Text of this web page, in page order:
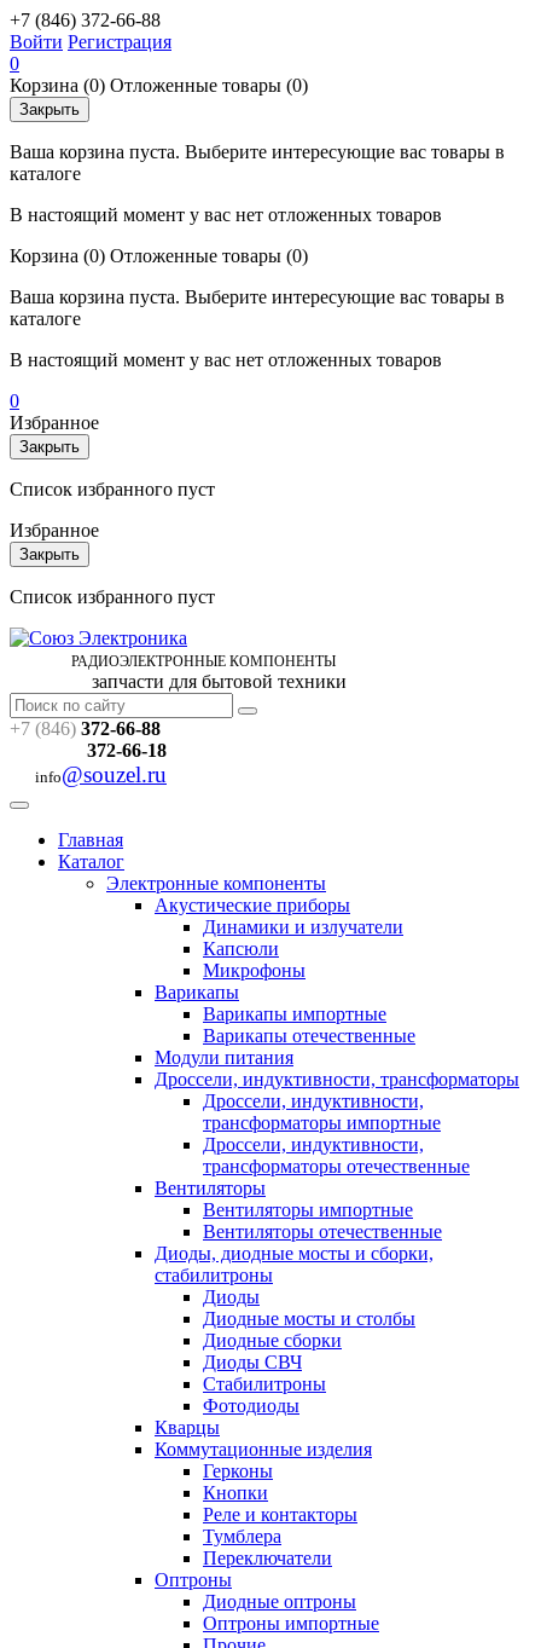
+7 (846) 372-66-88
Войти Регистрация
0
Корзина (0) Отложенные товары (0)
Закрыть
Ваша корзина пуста. Выберите интересующие вас товары в
каталоге
В настоящий момент у вас нет отложенных товаров
Корзина (0) Отложенные товары (0)
Ваша корзина пуста. Выберите интересующие вас товары в
каталоге
В настоящий момент у вас нет отложенных товаров
0
Избранное
Закрыть
Список избранного пуст
Избранное
Закрыть
Список избранного пуст
РАДИОЭЛЕКТРОННЫЕ КОМПОНЕНТЫ
запчасти для бытовой техники
+7 (846) 372-66-88
372-66-18
info@souzel.ru
Главная
Каталог
Электронные компоненты
Акустические приборы
Динамики и излучатели
Капсюли
Микрофоны
Варикапы
Варикапы импортные
Варикапы отечественные
Модули питания
Дроссели, индуктивности, трансформаторы
Дроссели, индуктивности,
трансформаторы импортные
Дроссели, индуктивности,
трансформаторы отечественные
Вентиляторы
Вентиляторы импортные
Вентиляторы отечественные
Диоды, диодные мосты и сборки,
стабилитроны
Диоды
Диодные мосты и столбы
Диодные сборки
Диоды СВЧ
Стабилитроны
Фотодиоды
Кварцы
Коммутационные изделия
Герконы
Кнопки
Реле и контакторы
Тумблера
Переключатели
Оптроны
Диодные оптроны
Оптроны импортные